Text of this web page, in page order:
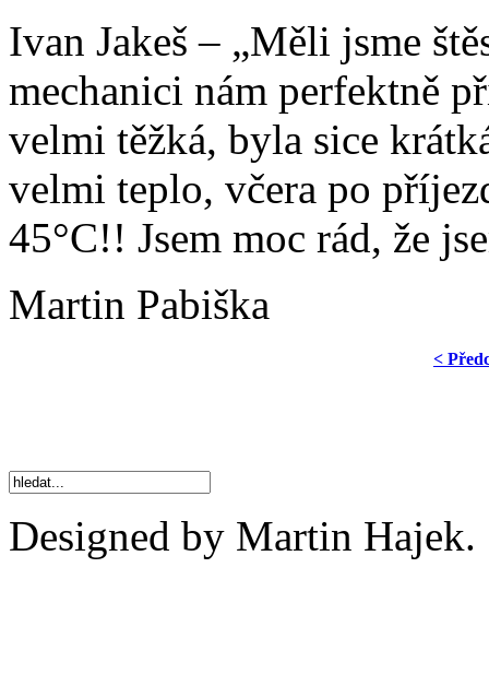
Ivan Jakeš – „Měli jsme
mechanici nám perfektně
velmi těžká, byla sice
velmi teplo, včera po
45°C!! Jsem moc rád, že
Martin Pabiška
<
Designed by Martin Hajek.